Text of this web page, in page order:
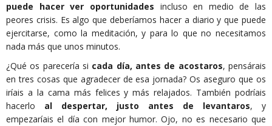
puede hacer ver oportunidades incluso en medio de las
peores crisis. Es algo que deberíamos hacer a diario y que puede
ejercitarse, como la meditación, y para lo que no necesitamos
nada más que unos minutos.
¿Qué os parecería si cada día, antes de acostaros, pensárais
en tres cosas que agradecer de esa jornada? Os aseguro que os
iríais a la cama más felices y más relajados. También podríais
hacerlo al despertar, justo antes de levantaros, y
empezaríais el día con mejor humor. Ojo, no es necesario que